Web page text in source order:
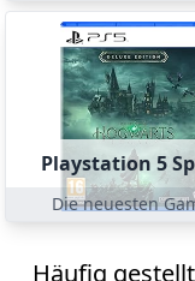
Playstation 5
Die neuesten
Häufig